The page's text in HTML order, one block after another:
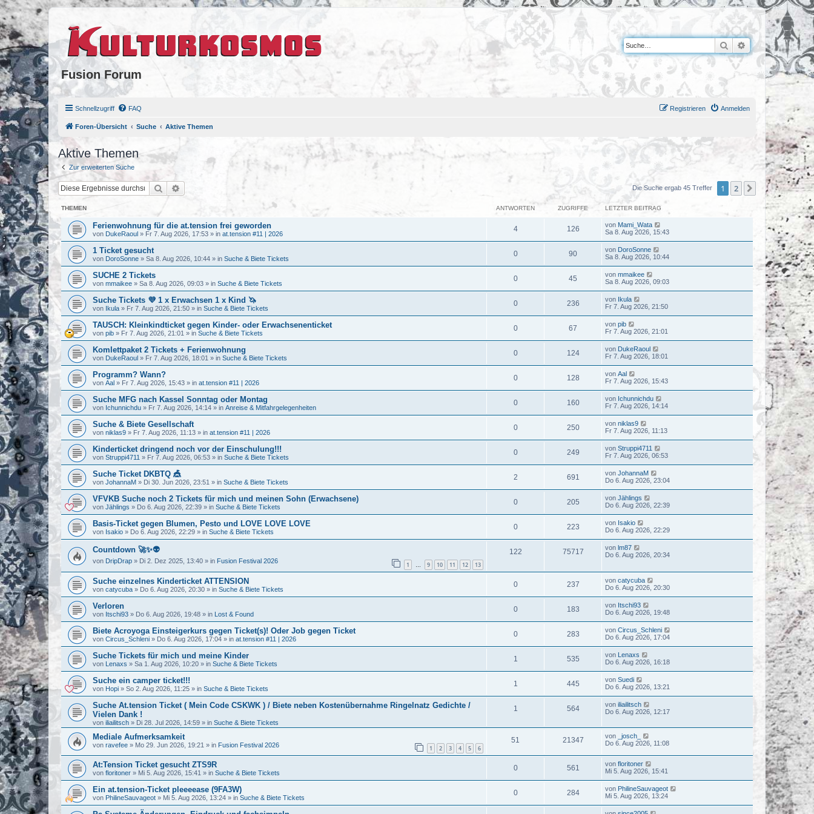
Fusion Forum
Suche Erweiterte Suche
Schnellzugriff FAQ Anmelden
Registrieren
Foren-Übersicht Suche Aktive Themen
Aktive Themen
Zur erweiterten Suche
Suche Erweiterte Suche Die Suche ergab 45 Treffer 1 2 Nächste
THEMEN ANTWORTEN ZUGRIFFE LETZTER BEITRAG
Ferienwohnung für die at.tension frei geworden
von DukeRaoul » Fr 7. Aug 2026, 17:53 » in at.tension #11 | 2026
4 126 von Mami_Wata
Sa 8. Aug 2026, 15:43
1 Ticket gesucht
von DoroSonne » Sa 8. Aug 2026, 10:44 » in Suche & Biete Tickets
0 90 von DoroSonne
Sa 8. Aug 2026, 10:44
SUCHE 2 Tickets
von mmaikee » Sa 8. Aug 2026, 09:03 » in Suche & Biete Tickets
0 45 von mmaikee
Sa 8. Aug 2026, 09:03
Suche Tickets 💜 1 x Erwachsen 1 x Kind 🦄
von Ikula » Fr 7. Aug 2026, 21:50 » in Suche & Biete Tickets
0 236 von Ikula
Fr 7. Aug 2026, 21:50
TAUSCH: Kleinkindticket gegen Kinder- oder Erwachsenenticket
von pib » Fr 7. Aug 2026, 21:01 » in Suche & Biete Tickets
0 67 von pib
Fr 7. Aug 2026, 21:01
Komlettpaket 2 Tickets + Ferienwohnung
von DukeRaoul » Fr 7. Aug 2026, 18:01 » in Suche & Biete Tickets
0 124 von DukeRaoul
Fr 7. Aug 2026, 18:01
Programm? Wann?
von Aal » Fr 7. Aug 2026, 15:43 » in at.tension #11 | 2026
0 128 von Aal
Fr 7. Aug 2026, 15:43
Suche MFG nach Kassel Sonntag oder Montag
von Ichunnichdu » Fr 7. Aug 2026, 14:14 » in Anreise & Mitfahrgelegenheiten
0 160 von Ichunnichdu
Fr 7. Aug 2026, 14:14
Suche & Biete Gesellschaft
von niklas9 » Fr 7. Aug 2026, 11:13 » in at.tension #11 | 2026
0 250 von niklas9
Fr 7. Aug 2026, 11:13
Kinderticket dringend noch vor der Einschulung!!!
von Struppi4711 » Fr 7. Aug 2026, 06:53 » in Suche & Biete Tickets
0 249 von Struppi4711
Fr 7. Aug 2026, 06:53
Suche Ticket DKBTQ 🎪
von JohannaM » Di 30. Jun 2026, 23:51 » in Suche & Biete Tickets
2 691 von JohannaM
Do 6. Aug 2026, 23:04
VFVKB Suche noch 2 Tickets für mich und meinen Sohn (Erwachsene)
von Jählings » Do 6. Aug 2026, 22:39 » in Suche & Biete Tickets
0 205 von Jählings
Do 6. Aug 2026, 22:39
Basis-Ticket gegen Blumen, Pesto und LOVE LOVE LOVE
von Isakio » Do 6. Aug 2026, 22:29 » in Suche & Biete Tickets
0 223 von Isakio
Do 6. Aug 2026, 22:29
Countdown 🚀✨👽
von DripDrap » Di 2. Dez 2025, 13:40 » in Fusion Festival 2026 1 … 9 10 11 12 13
122 75717 von lm87
Do 6. Aug 2026, 20:34
Suche einzelnes Kinderticket ATTENSION
von catycuba » Do 6. Aug 2026, 20:30 » in Suche & Biete Tickets
0 237 von catycuba
Do 6. Aug 2026, 20:30
Verloren
von Itschi93 » Do 6. Aug 2026, 19:48 » in Lost & Found
0 183 von Itschi93
Do 6. Aug 2026, 19:48
Biete Acroyoga Einsteigerkurs gegen Ticket(s)! Oder Job gegen Ticket
von Circus_Schleni » Do 6. Aug 2026, 17:04 » in at.tension #11 | 2026
0 283 von Circus_Schleni
Do 6. Aug 2026, 17:04
Suche Tickets für mich und meine Kinder
von Lenaxs » Sa 1. Aug 2026, 10:20 » in Suche & Biete Tickets
1 535 von Lenaxs
Do 6. Aug 2026, 16:18
Suche ein camper ticket!!!
von Hopi » So 2. Aug 2026, 11:25 » in Suche & Biete Tickets
1 445 von Suedi
Do 6. Aug 2026, 13:21
Suche At.tension Ticket ( Mein Code CSKWK ) / Biete neben Kostenübernahme Ringelnatz Gedichte /
Vielen Dank !
von iliailitsch » Di 28. Jul 2026, 14:59 » in Suche & Biete Tickets
1 564 von iliailitsch
Do 6. Aug 2026, 12:17
Mediale Aufmerksamkeit
von ravefee » Mo 29. Jun 2026, 19:21 » in Fusion Festival 2026 1 2 3 4 5 6
51 21347 von
_josch_
Do 6. Aug 2026, 11:08
At:Tension Ticket gesucht ZTS9R
von floritoner » Mi 5. Aug 2026, 15:41 » in Suche & Biete Tickets
0 561 von floritoner
Mi 5. Aug 2026, 15:41
Ein at.tension-Ticket pleeeease (9FA3W)
von PhilineSauvageot » Mi 5. Aug 2026, 13:24 » in Suche & Biete Tickets
0 284 von PhilineSauvageot
Mi 5. Aug 2026, 13:24